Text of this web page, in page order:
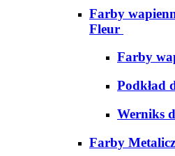
Farby
Fleur
Farby
Podkład
Werniks
Farby